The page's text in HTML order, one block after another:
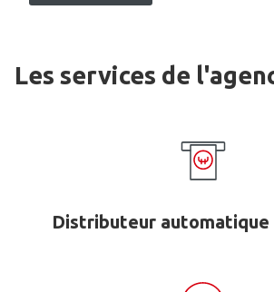
Les services de
Distributeur